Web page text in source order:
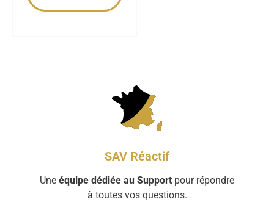
SAV Réactif
Une équipe dédiée au Support pour répondre
à toutes vos questions.